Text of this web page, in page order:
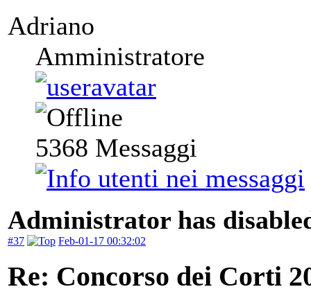
Adriano
Amministratore
5368 Messaggi
Administrator has
#37 Feb-01-17 00:32:02
Re: Concorso dei Corti